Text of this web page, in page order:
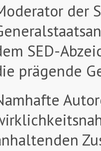
der
SED-
prägende